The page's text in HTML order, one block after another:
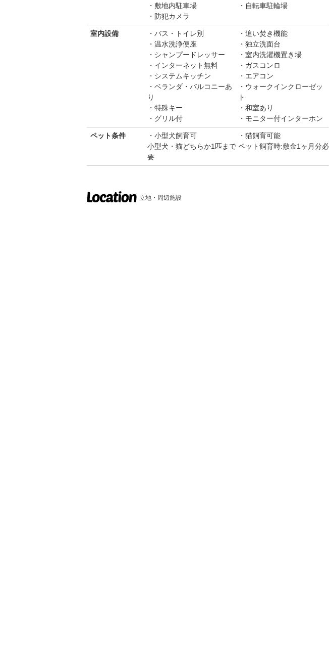
敷地内駐車場
自転車駐輪場
防犯カメラ
室内設備 バス・トイレ別
追い焚き機能
温水洗浄便座
独立洗面台
シャンプードレッサー
室内洗濯機置き場
インターネット無料
ガスコンロ
システムキッチン
エアコン
ベランダ・バルコニーあ
り
ウォークインクローゼッ
ト
特殊キー
和室あり
グリル付
モニター付インターホン
ペット条件 小型犬飼育可
猫飼育可能
小型犬・猫どちらか1匹まで ペット飼育時:敷金1ヶ月分必
要
立地・周辺施設